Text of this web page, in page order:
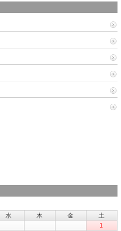
水 木 金
土
1